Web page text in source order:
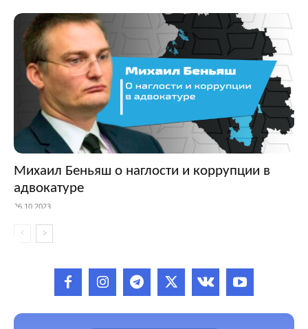
Михаил Беньяш о наглости и коррупции в
адвокатуре
26.10.2023